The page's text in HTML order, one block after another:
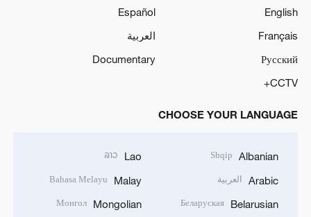
English
Español
Français
العربية
Русский
Documentary
CCTV+
CHOOSE YOUR LANGUAGE
Albanian
Shqip
Arabic العربية
Belarusian
Беларуская
Lao
ລາວ
Malay
Bahasa Melayu
Mongolian
Монгол